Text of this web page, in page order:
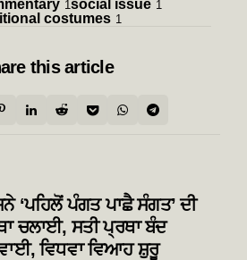
1social issue 1
costumes 1
this article
‘ਪਹਿਲੋਂ ਪੰਗਤ ਪਾਛੈ ਸੰਗਤ’ ਦੀ
ਚਲਾਈ, ਸਤੀ ਪ੍ਰਥਾ ਬੰਦ
ਵਿਧਵਾ ਵਿਆਹ ਸ਼ੁਰੂ